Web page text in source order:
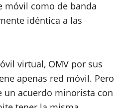
móvil como de banda
idéntica a las
virtual, OMV por sus
apenas red móvil. Pero
un acuerdo minorista con